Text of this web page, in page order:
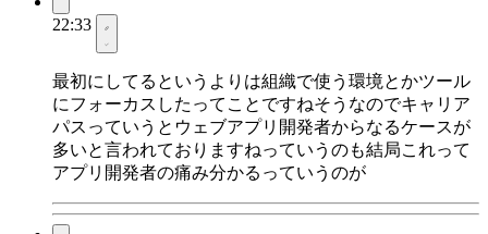
22:33
最初にしてるというよりは組織で使う環境とかツール
にフォーカスしたってことですねそうなのでキャリア
パスっていうとウェブアプリ開発者からなるケースが
多いと言われておりますねっていうのも結局これって
アプリ開発者の痛み分かるっていうのが